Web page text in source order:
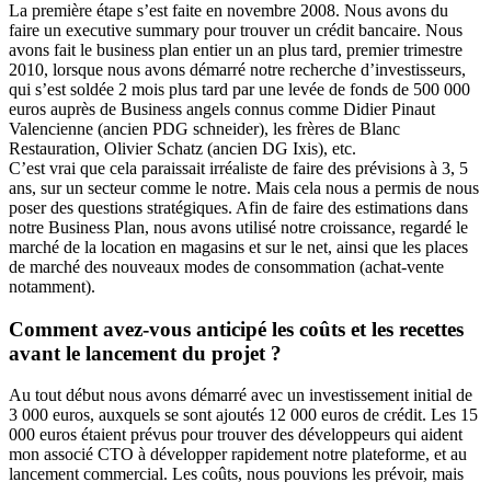
La première étape s’est faite en novembre 2008. Nous avons du
faire un executive summary pour trouver un crédit bancaire. Nous
avons fait le business plan entier un an plus tard, premier trimestre
2010, lorsque nous avons démarré notre recherche d’investisseurs,
qui s’est soldée 2 mois plus tard par une levée de fonds de 500 000
euros auprès de Business angels connus comme Didier Pinaut
Valencienne (ancien PDG schneider), les frères de Blanc
Restauration, Olivier Schatz (ancien DG Ixis), etc.
C’est vrai que cela paraissait irréaliste de faire des prévisions à 3, 5
ans, sur un secteur comme le notre. Mais cela nous a permis de nous
poser des questions stratégiques. Afin de faire des estimations dans
notre Business Plan, nous avons utilisé notre croissance, regardé le
marché de la location en magasins et sur le net, ainsi que les places
de marché des nouveaux modes de consommation (achat-vente
notamment).
Comment avez-vous anticipé les coûts et les recettes
avant le lancement du projet ?
Au tout début nous avons démarré avec un investissement initial de
3 000 euros, auxquels se sont ajoutés 12 000 euros de crédit. Les 15
000 euros étaient prévus pour trouver des développeurs qui aident
mon associé CTO à développer rapidement notre plateforme, et au
lancement commercial. Les coûts, nous pouvions les prévoir, mais